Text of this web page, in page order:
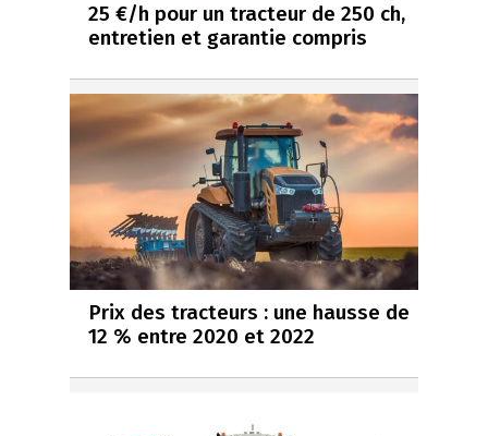
25 €/h pour un tracteur de 250 ch,
entretien et garantie compris
Prix des tracteurs : une hausse de
12 % entre 2020 et 2022